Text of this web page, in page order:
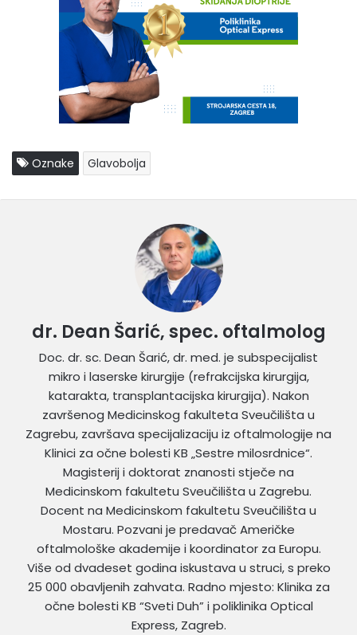
Oznake Glavobolja
dr. Dean Šarić, spec. oftalmolog
Doc. dr. sc. Dean Šarić, dr. med. je subspecijalist
mikro i laserske kirurgije (refrakcijska kirurgija,
katarakta, transplantacijska kirurgija). Nakon
završenog Medicinskog fakulteta Sveučilišta u
Zagrebu, završava specijalizaciju iz oftalmologije na
Klinici za očne bolesti KB „Sestre milosrdnice“.
Magisterij i doktorat znanosti stječe na
Medicinskom fakultetu Sveučilišta u Zagrebu.
Docent na Medicinskom fakultetu Sveučilišta u
Mostaru. Pozvani je predavač Američke
oftalmološke akademije i koordinator za Europu.
Više od dvadeset godina iskustava u struci, s preko
25 000 obavljenih zahvata. Radno mjesto: Klinika za
očne bolesti KB “Sveti Duh” i poliklinika Optical
Express, Zagreb.